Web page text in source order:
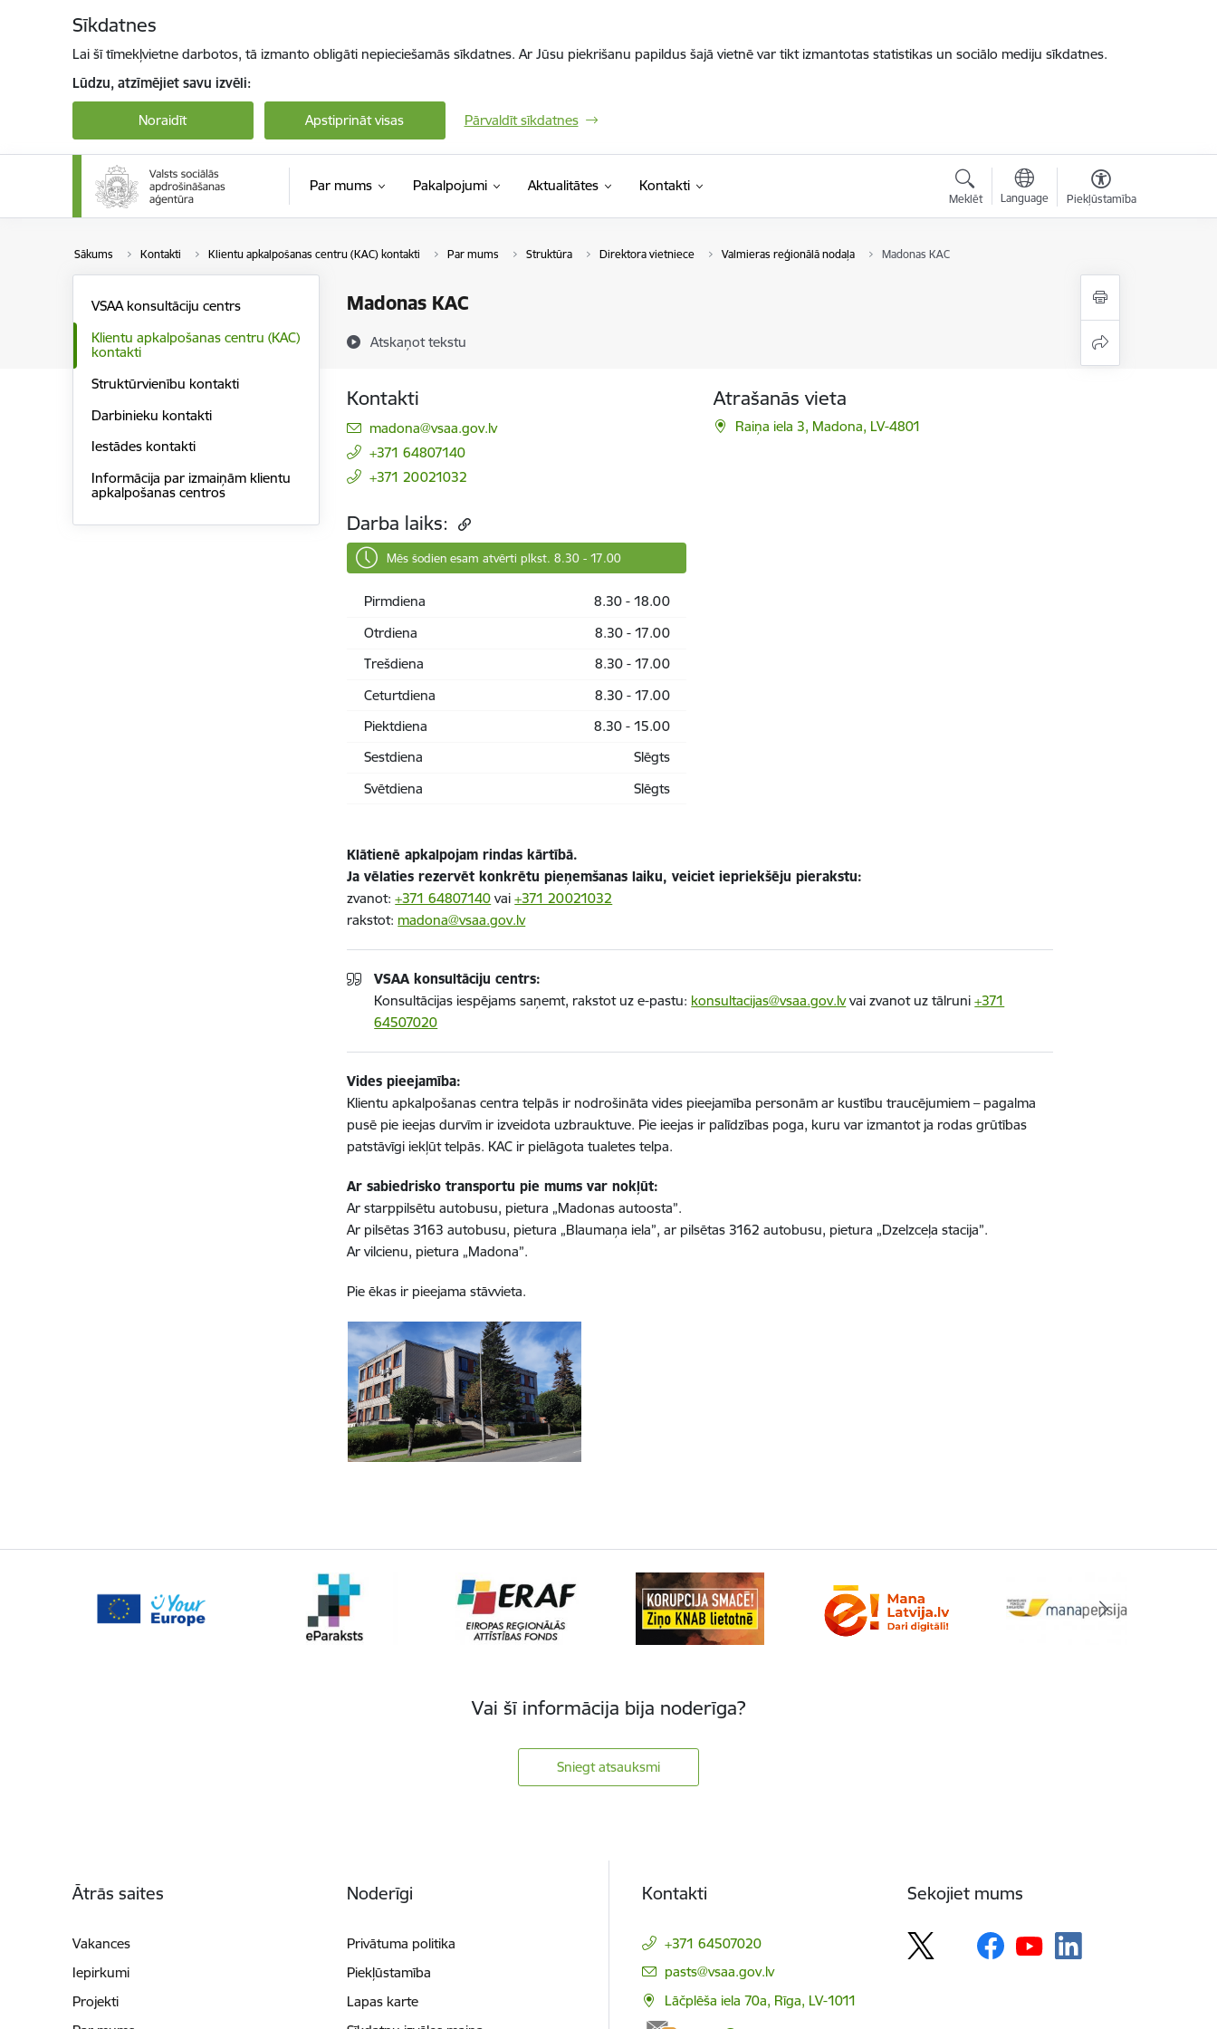
Sīkdatnes
Lai šī tīmekļvietne darbotos, tā izmanto obligāti nepieciešamās sīkdatnes. Ar Jūsu piekrišanu papildus šajā vietnē var tikt izmantotas statistikas un sociālo mediju sīkdatnes.
Lūdzu, atzīmējiet savu izvēli:
Noraidīt Apstiprināt visas Pārvaldīt sīkdatnes
Par mums Pakalpojumi Aktualitātes Kontakti
Meklēt Language Piekļūstamība
Sākums Kontakti Klientu apkalpošanas centru (KAC) kontakti Par mums Struktūra Direktora vietniece Valmieras reģionālā nodaļa Madonas KAC
Madonas KAC
Atskaņot tekstu
VSAA konsultāciju centrs
Klientu apkalpošanas centru (KAC)
kontakti
Struktūrvienību kontakti
Darbinieku kontakti
Iestādes kontakti
Informācija par izmaiņām klientu
apkalpošanas centros
Kontakti
E-pasts:
madona@vsaa.gov.lv
+371 64807140
+371 20021032
Atrašanās vieta
Raiņa iela 3, Madona, LV-4801
Darba laiks:
Mēs šodien esam atvērti plkst. 8.30 - 17.00
Pirmdiena
8.30 - 18.00
Otrdiena
8.30 - 17.00
Trešdiena
8.30 - 17.00
Ceturtdiena
8.30 - 17.00
Piektdiena
8.30 - 15.00
Sestdiena
Slēgts
Svētdiena
Slēgts
Klātienē apkalpojam rindas kārtībā.
Ja vēlaties rezervēt konkrētu pieņemšanas laiku, veiciet iepriekšēju pierakstu:
zvanot:+371 64807140 vai+371 20021032
rakstot: madona@vsaa.gov.lv
VSAA konsultāciju centrs:
Konsultācijas iespējams saņemt, rakstot uz e-pastu: konsultacijas@vsaa.gov.lvvai zvanot uz tālruni+371
64507020
Vides pieejamība:
Klientu apkalpošanas centra telpās ir nodrošināta vides pieejamība personām ar kustību traucējumiem – pagalma
pusē pie ieejas durvīm ir izveidota uzbrauktuve. Pie ieejas ir palīdzības poga, kuru var izmantot ja rodas grūtības
patstāvīgi iekļūt telpās. KAC ir pielāgota tualetes telpa.
Ar sabiedrisko transportu pie mums var nokļūt:
Ar starppilsētu autobusu, pietura „Madonas autoosta”.
Ar pilsētas 3163 autobusu, pietura „Blaumaņa iela”, ar pilsētas 3162 autobusu, pietura „Dzelzceļa stacija”.
Ar vilcienu, pietura „Madona”.
Pie ēkas ir pieejama stāvvieta.
Vai šī informācija bija noderīga?
Sniegt atsauksmi
Ātrās saites
Vakances
Iepirkumi
Projekti
Noderīgi
Privātuma politika
Piekļūstamība
Lapas karte
Kontakti
+371 64507020
E-pasts:
pasts@vsaa.gov.lv
Lāčplēša iela 70a, Rīga, LV-1011
Sekojiet mums